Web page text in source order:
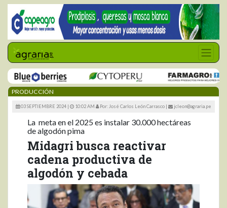
PRODUCCIÓN
03 SEPTIEMBRE 2024 | 10:02 AM Por: José Carlos León Carrasco | jcleon@agraria.pe
La meta en el 2025 es instalar 30.000 hectáreas
de algodón pima
Midagri busca reactivar
cadena productiva de
algodón y cebada